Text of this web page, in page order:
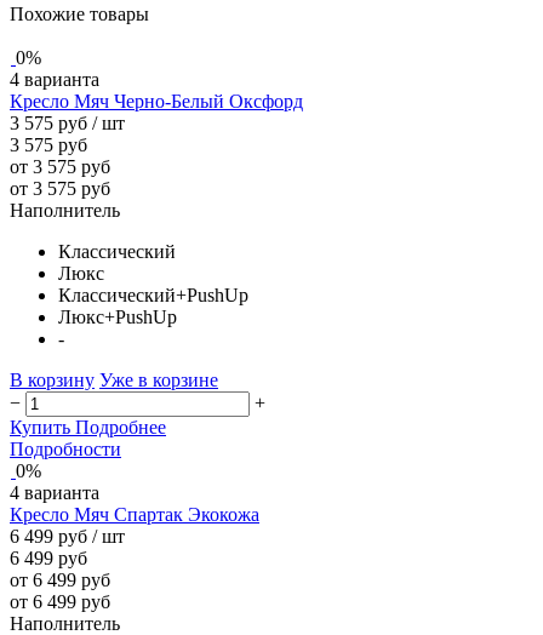
Похожие товары
0%
4 варианта
Кресло Мяч Черно-Белый Оксфорд
3 575 руб / шт
3 575 руб
от 3 575 руб
от 3 575 руб
Наполнитель
Классический
Люкс
Классический+PushUp
Люкс+PushUp
-
В корзину Уже в корзине
−
+
Купить Подробнее
Подробности
0%
4 варианта
Кресло Мяч Спартак Экокожа
6 499 руб / шт
6 499 руб
от 6 499 руб
от 6 499 руб
Наполнитель